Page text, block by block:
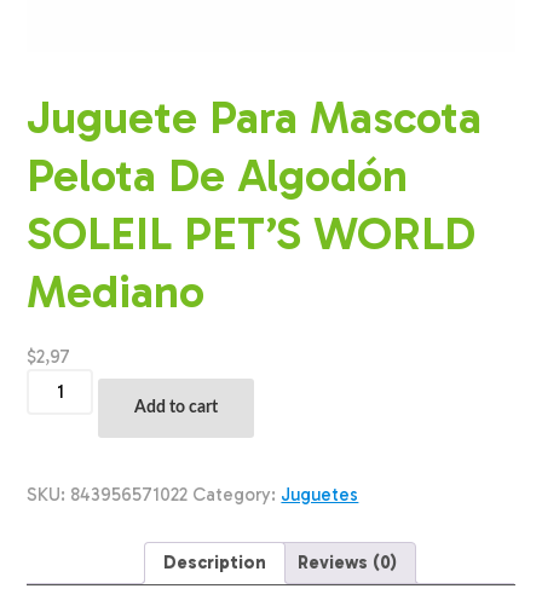
Juguete Para Mascota
Pelota De Algodón
SOLEIL PET’S WORLD
Mediano
$2,97
Para
Algodón
Add to cart
SKU: 843956571022 Category: Juguetes
Description Reviews (0)